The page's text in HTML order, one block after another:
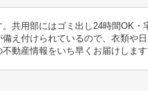
共用部にはゴミ出し24時間OK
え付けられているので、衣類や
動産情報をいち早くお届けしま